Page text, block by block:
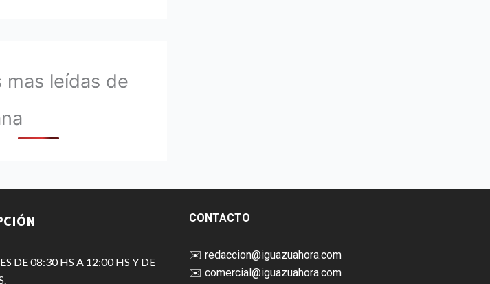
mas leídas de
DE 08:30 HS A 12:00 HS Y DE
CONTACTO
✉️ redaccion@iguazuahora.com
✉️ comercial@iguazuahora.com